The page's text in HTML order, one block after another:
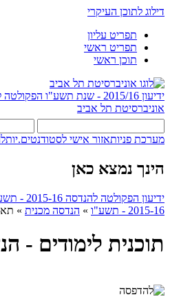
דילוג לתוכן העיקרי
תפריט עליון
תפריט ראשי
תוכן ראשי
ידיעון 2015/16 - שנת תשע"ו
הפקולטה
אוניברסיטת תל אביב
מערכת פניותאזור אישי לסטודנטים.יות
הינך נמצא כאן
ידיעון הפקולטה להנדסה 2015-16 - תשע"ו
2015-16 - תשע"ו
» הנדסה מכנית »
תוכנית לימודים -